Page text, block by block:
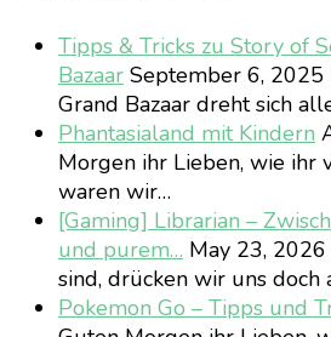
Tipps & Tricks zu Story of
Bazaar September 6, 2025
Grand Bazaar dreht sich
Phantasialand mit Kindern
Morgen ihr Lieben, wie ihr
waren wir…
[Gaming] Librarian –
und purem… May 23, 2026
sind, drücken wir uns doch
Pokemon Go – Tipps und